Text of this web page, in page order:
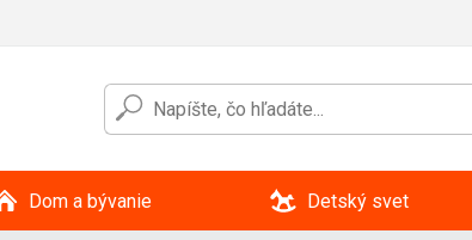
Dom a bývanie Detský svet